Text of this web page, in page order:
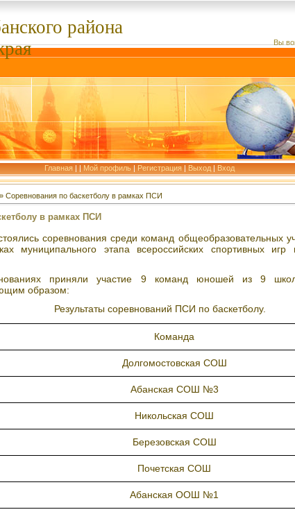
района
Вы
Главная | | Мой профиль | Регистрация | Выход | Вход
» Соревнования по баскетболу в рамках ПСИ
в рамках ПСИ
соревнования среди команд общеобразовательных
муниципального этапа всероссийских спортивных игр
приняли участие 9 команд юношей из 9
образом:
Результаты соревнований ПСИ по баскетболу.
Команда
Долгомостовская СОШ
Абанская СОШ №3
Никольская СОШ
Березовская СОШ
Почетская СОШ
Абанская ООШ №1